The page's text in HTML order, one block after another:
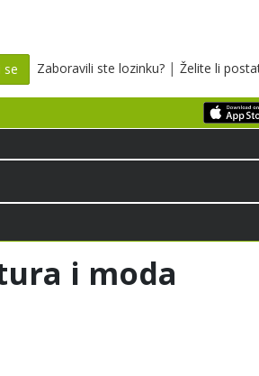
se Zaboravili ste lozinku? | Želite li
i moda